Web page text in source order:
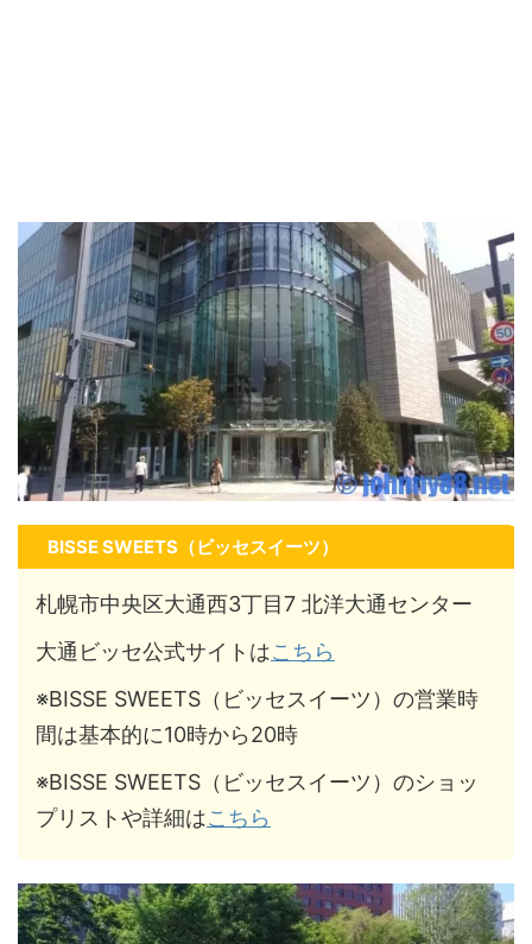
BISSE SWEETS（ビッセスイーツ）
札幌市中央区大通西3丁目7 北洋大通センター
大通ビッセ公式サイトはこちら
※BISSE SWEETS（ビッセスイーツ）の営業時
間は基本的に10時から20時
※BISSE SWEETS（ビッセスイーツ）のショッ
プリストや詳細はこちら